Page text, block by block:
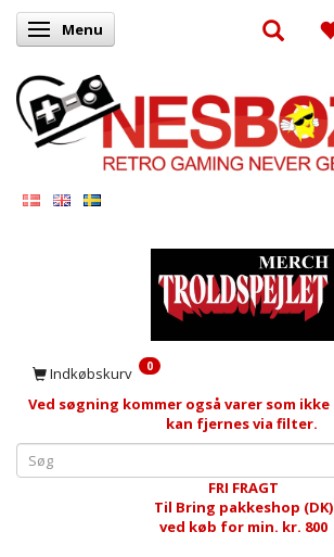
Skifte navigation
Menu
Indkøbskurv 0
Ved søgning kommer også varer som ikke
kan fjernes via filter.
FRI FRAGT
Til Bring pakkeshop (DK)
ved køb for min. kr. 800